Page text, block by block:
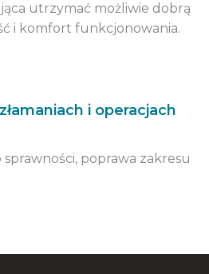
utrzymać możliwie dobrą
i komfort funkcjonowania.
i operacjach
poprawa zakresu